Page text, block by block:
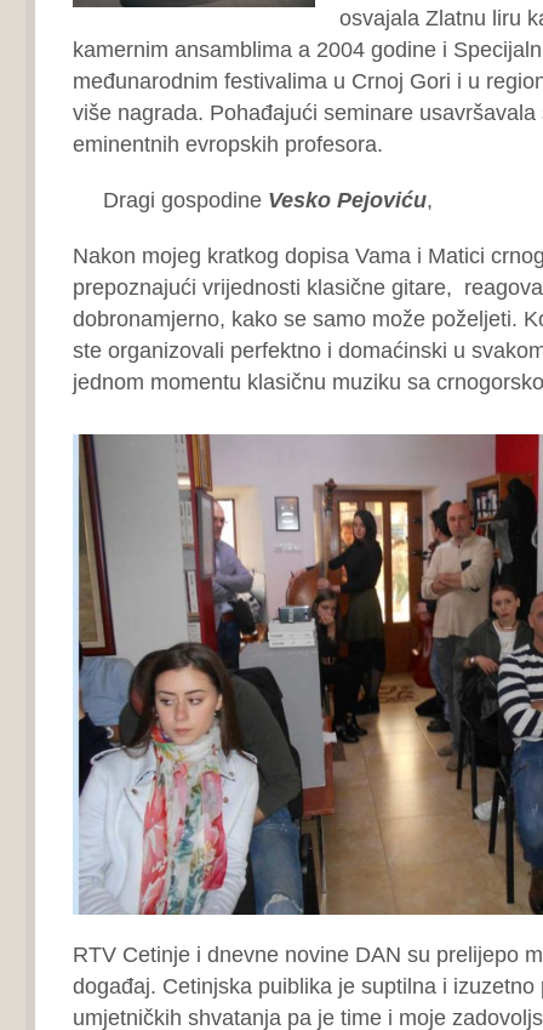
osvajala Zlatnu liru
kamernim ansamblima a 2004 godine i
međunarodnim festivalima u Crnoj Gori i u
više nagrada. Pohađajući seminare
eminentnih evropskih profesora.
Dragi gospodine Vesko Pejoviću,
Nakon mojeg kratkog dopisa Vama i Matici
prepoznajući vrijednosti klasične gitare,
dobronamjerno, kako se samo može poželjeti.
ste organizovali perfektno i domaćinski u
jednom momentu klasičnu muziku sa
RTV Cetinje i dnevne novine DAN su prelijepo
događaj. Cetinjska puiblika je suptilna i izuzetno
umjetničkih shvatanja pa je time i moje